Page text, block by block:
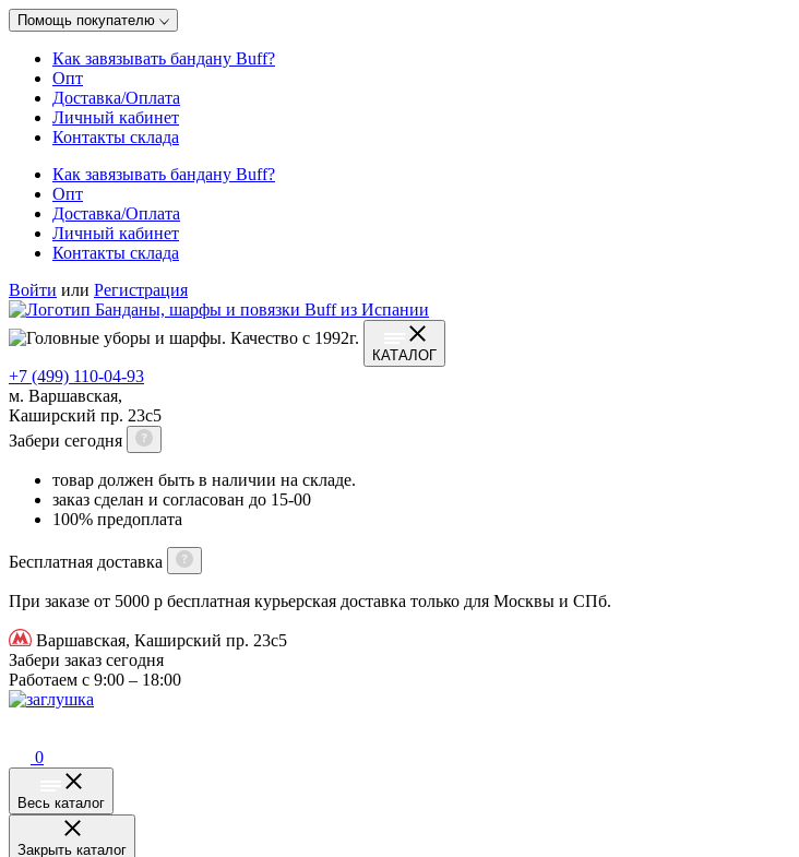
Помощь покупателю
Как завязывать бандану Buff?
Опт
Доставка/Оплата
Личный кабинет
Контакты склада
Как завязывать бандану Buff?
Опт
Доставка/Оплата
Личный кабинет
Контакты склада
Войти или Регистрация
КАТАЛОГ
+7 (499) 110-04-93
м. Варшавская,
Каширский пр. 23с5
Забери сегодня
товар должен быть в наличии на складе.
заказ сделан и согласован до 15-00
100% предоплата
Бесплатная доставка
При заказе от 5000 р бесплатная курьерская доставка только для Москвы и СПб.
Варшавская, Каширский пр. 23с5
Забери заказ сегодня
Работаем с 9:00 – 18:00
0
Весь каталог
Закрыть каталог